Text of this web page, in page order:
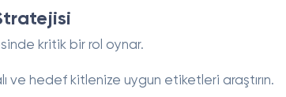
kritik bir rol oynar.
ve hedef kitlenize uygun etiketleri araştırın.